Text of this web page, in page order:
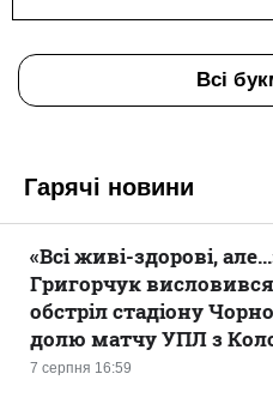
Всі
Гарячі новини
7 серпня 16:59
«Всі живі-здорові,
Григорчук
обстріл стадіону
долю матчу УПЛ з